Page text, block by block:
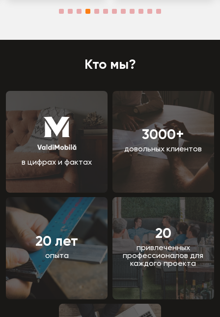
Кто мы?
в цифрах и фактах
3000+
довольных клиентов
20 лет
опыта
20
привлеченных
профессионалов для
каждого проекта